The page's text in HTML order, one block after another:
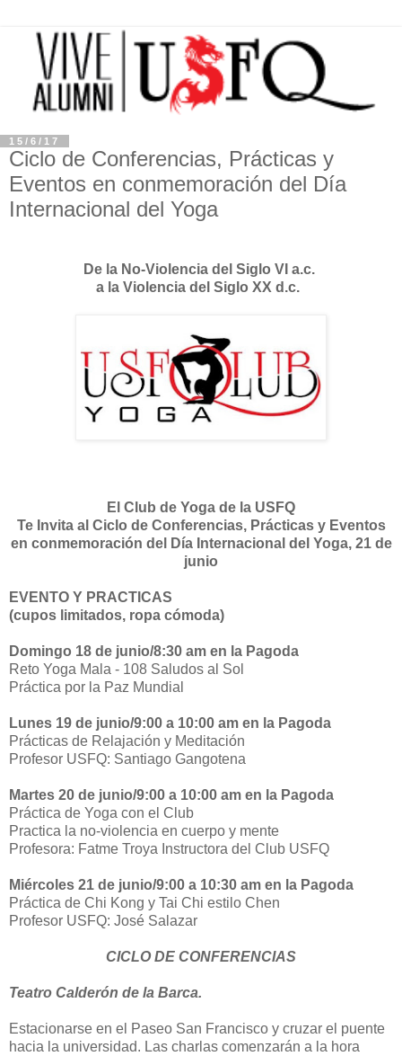
15/6/17
Ciclo de Conferencias, Prácticas y
Eventos en conmemoración del Día
Internacional del Yoga
De la No-Violencia del Siglo VI a.c.
a la Violencia del Siglo XX d.c.
El Club de Yoga de la USFQ
Te Invita al Ciclo de Conferencias, Prácticas y Eventos
en conmemoración del Día Internacional del Yoga, 21 de
junio
EVENTO Y PRACTICAS
(cupos limitados, ropa cómoda)
Domingo 18 de junio/8:30 am en la Pagoda
Reto Yoga Mala - 108 Saludos al Sol
Práctica por la Paz Mundial
Lunes 19 de junio/9:00 a 10:00 am en la Pagoda
Prácticas de Relajación y Meditación
Profesor USFQ: Santiago Gangotena
Martes 20 de junio/9:00 a 10:00 am en la Pagoda
Práctica de Yoga con el Club
Practica la no-violencia en cuerpo y mente
Profesora: Fatme Troya Instructora del Club USFQ
Miércoles 21 de junio/9:00 a 10:30 am en la Pagoda
Práctica de Chi Kong y Tai Chi estilo Chen
Profesor USFQ: José Salazar
CICLO DE CONFERENCIAS
Teatro Calderón de la Barca.
Estacionarse en el Paseo San Francisco y cruzar el puente
hacia la universidad. Las charlas comenzarán a la hora